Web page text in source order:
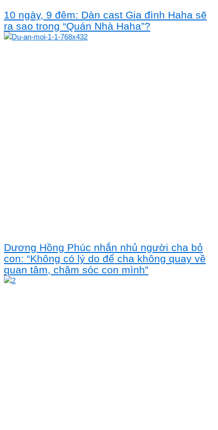
10 ngày, 9 đêm: Dàn cast Gia đình Haha sẽ
ra sao trong “Quán Nhà Haha”?
Dương Hồng Phúc nhắn nhủ người cha bỏ
con: “Không có lý do để cha không quay về
quan tâm, chăm sóc con mình”